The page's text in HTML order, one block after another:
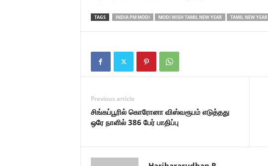
TAGS INDIA PM MODI MODI WISH TAMIL NEW YEAR TAMIL NEW YEAR
Previous article
சிங்கப்பூரில் கொரோனா விஸ்வரூபம் எடுத்தது
ஒரே நாளில் 386 பேர் பாதிப்பு